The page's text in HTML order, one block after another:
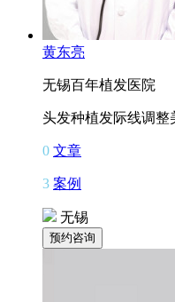
黄东亮
无锡百年植发医院
头发种植发际线调整
0 文章
3 案例
无锡